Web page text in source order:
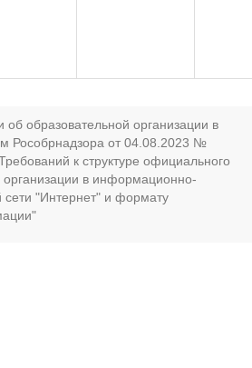
образовательной организации в
Рособрнадзора от 04.08.2023 №
к структуре официального
организации в информационно-
сети "Интернет" и формату